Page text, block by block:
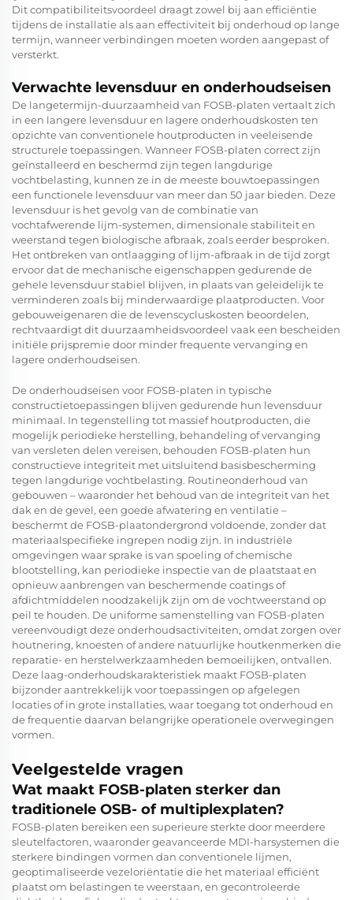
Dit compatibiliteitsvoordeel draagt zowel bij aan efficiëntie
tijdens de installatie als aan effectiviteit bij onderhoud op lange
termijn, wanneer verbindingen moeten worden aangepast of
versterkt.
Verwachte levensduur en onderhoudseisen
De langetermijn-duurzaamheid van FOSB-platen vertaalt zich
in een langere levensduur en lagere onderhoudskosten ten
opzichte van conventionele houtproducten in veeleisende
structurele toepassingen. Wanneer FOSB-platen correct zijn
geïnstalleerd en beschermd zijn tegen langdurige
vochtbelasting, kunnen ze in de meeste bouwtoepassingen
een functionele levensduur van meer dan 50 jaar bieden. Deze
levensduur is het gevolg van de combinatie van
vochtafwerende lijm-systemen, dimensionale stabiliteit en
weerstand tegen biologische afbraak, zoals eerder besproken.
Het ontbreken van ontlaagging of lijm-afbraak in de tijd zorgt
ervoor dat de mechanische eigenschappen gedurende de
gehele levensduur stabiel blijven, in plaats van geleidelijk te
verminderen zoals bij minderwaardige plaatproducten. Voor
gebouweigenaren die de levenscycluskosten beoordelen,
rechtvaardigt dit duurzaamheidsvoordeel vaak een bescheiden
initiële prijspremie door minder frequente vervanging en
lagere onderhoudseisen.
De onderhoudseisen voor FOSB-platen in typische
constructietoepassingen blijven gedurende hun levensduur
minimaal. In tegenstelling tot massief houtproducten, die
mogelijk periodieke herstelling, behandeling of vervanging
van versleten delen vereisen, behouden FOSB-platen hun
constructieve integriteit met uitsluitend basisbescherming
tegen langdurige vochtbelasting. Routineonderhoud van
gebouwen – waaronder het behoud van de integriteit van het
dak en de gevel, een goede afwatering en ventilatie –
beschermt de FOSB-plaatondergrond voldoende, zonder dat
materiaalspecifieke ingrepen nodig zijn. In industriële
omgevingen waar sprake is van spoeling of chemische
blootstelling, kan periodieke inspectie van de plaatstaat en
opnieuw aanbrengen van beschermende coatings of
afdichtmiddelen noodzakelijk zijn om de vochtweerstand op
peil te houden. De uniforme samenstelling van FOSB-platen
vereenvoudigt deze onderhoudsactiviteiten, omdat zorgen over
houtnering, knoesten of andere natuurlijke houtkenmerken die
reparatie- en herstelwerkzaamheden bemoeilijken, ontvallen.
Deze laag-onderhoudskarakteristiek maakt FOSB-platen
bijzonder aantrekkelijk voor toepassingen op afgelegen
locaties of in grote installaties, waar toegang tot onderhoud en
de frequentie daarvan belangrijke operationele overwegingen
vormen.
Veelgestelde vragen
Wat maakt FOSB-platen sterker dan
traditionele OSB- of multiplexplaten?
FOSB-platen bereiken een superieure sterkte door meerdere
sleutelfactoren, waaronder geavanceerde MDI-harsystemen die
sterkere bindingen vormen dan conventionele lijmen,
geoptimaliseerde vezeloriëntatie die het materiaal efficiënt
plaatst om belastingen te weerstaan, en gecontroleerde